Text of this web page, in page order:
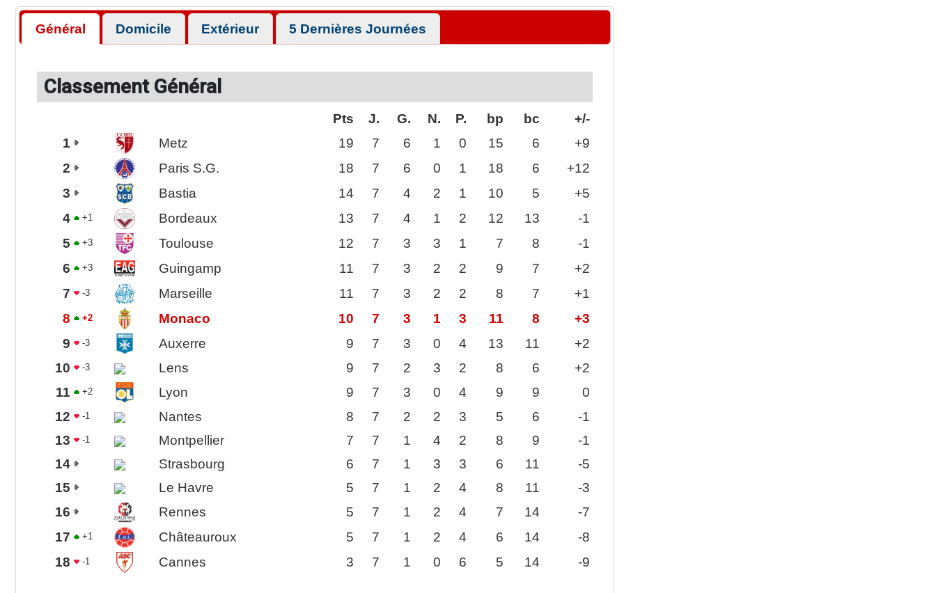
Général Domicile Extérieur 5 Dernières Journées
Classement Général
Pts J. G. N. P. bp bc
+/-
1
Metz 19 7 6 1 0 15 6
+9
2
Paris S.G. 18 7 6 0 1 18 6
+12
3
Bastia 14 7 4 2 1 10 5
+5
4
+1 Bordeaux 13 7 4 1 2 12 13
-1
5
+3 Toulouse 12 7 3 3 1 7 8
-1
6
+3 Guingamp 11 7 3 2 2 9 7
+2
7
-3 Marseille 11 7 3 2 2 8 7
+1
8
+2 Monaco 10 7 3 1 3 11 8
+3
9
-3 Auxerre 9 7 3 0 4 13 11
+2
10
-3 Lens 9 7 2 3 2 8 6
+2
11
+2 Lyon 9 7 3 0 4 9 9
0
12
-1 Nantes 8 7 2 2 3 5 6
-1
13
-1 Montpellier 7 7 1 4 2 8 9
-1
14
Strasbourg 6 7 1 3 3 6 11
-5
15
Le Havre 5 7 1 2 4 8 11
-3
16
Rennes 5 7 1 2 4 7 14
-7
17
+1 Châteauroux 5 7 1 2 4 6 14
-8
18
-1 Cannes 3 7 1 0 6 5 14 -9